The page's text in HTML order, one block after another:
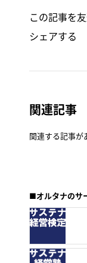
この記事を
シェアする
関連記事
関連する記事が
■オルタナのサ